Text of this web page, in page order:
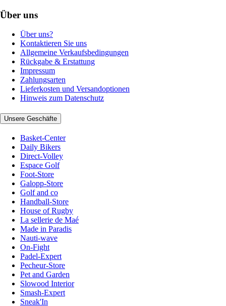
Über uns
Über uns?
Kontaktieren Sie uns
Allgemeine Verkaufsbedingungen
Rückgabe & Erstattung
Impressum
Zahlungsarten
Lieferkosten und Versandoptionen
Hinweis zum Datenschutz
Unsere Geschäfte
Basket-Center
Daily Bikers
Direct-Volley
Espace Golf
Foot-Store
Galopp-Store
Golf and co
Handball-Store
House of Rugby
La sellerie de Maé
Made in Paradis
Nauti-wave
On-Fight
Padel-Expert
Pecheur-Store
Pet and Garden
Slowood Interior
Smash-Expert
Sneak'In